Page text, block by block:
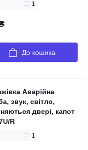
1
До кошика
Аварійна
звук, світло,
двері, капот
R
1